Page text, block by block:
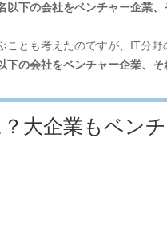
以下の会社をベンチャー企業
とも考えたのですが、IT分
下の会社をベンチャー企業、
大企業もベン